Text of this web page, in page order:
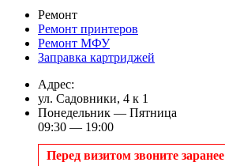
Ремонт
Ремонт принтеров
Ремонт МФУ
Заправка картриджей
Адрес:
ул. Садовники, 4 к 1
Понедельник — Пятница
09:30 — 19:00
Перед визитом звоните заранее